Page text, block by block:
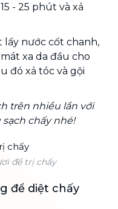
- 25 phút và xả
lấy nước cốt chanh,
xa da đầu cho
đó xả tóc và gội
trên nhiều lần với
sạch chấy nhé!
để trị chấy
để diệt chấy